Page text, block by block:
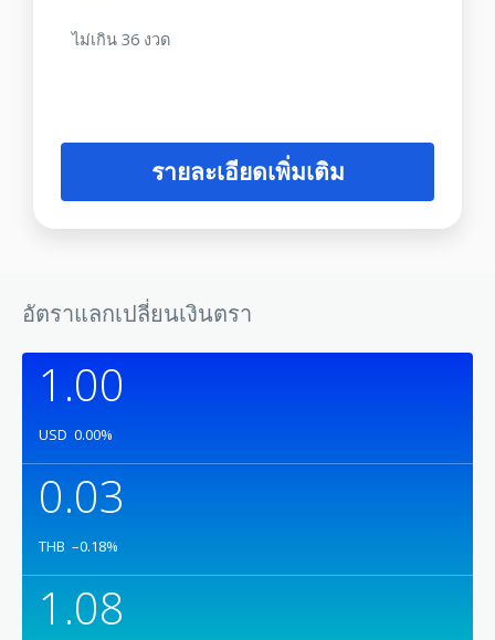
ไม่เกิน 36 งวด
รายละเอียดเพิ่มเติม
อัตราแลกเปลี่ยนเงินตรา
1.00
USD 0.00%
0.03
THB –0.18%
1.08